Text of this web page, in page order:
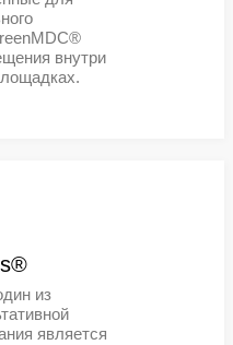
разработчик
Более
для 50